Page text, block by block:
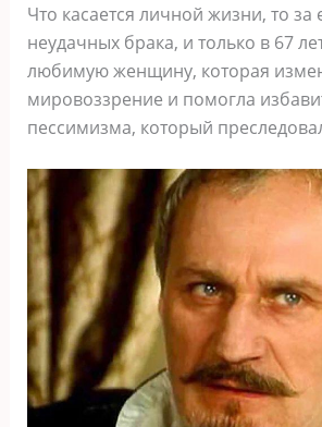
Что касается личной жизни, то за
неудачных брака, и только в 67
любимую женщину, которая
мировоззрение и помогла
пессимизма, который